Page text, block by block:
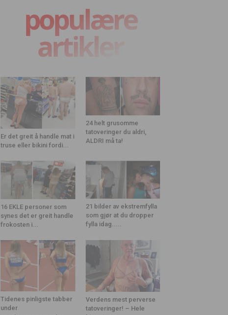
populære
artikler
Er det greit å handle mat i
truse eller bikini fordi...
24 helt grusomme
tatoveringer du aldri,
ALDRI må ta!
16 EKLE personer som
synes det er greit handle
frokosten i...
21 bilder av ekstremfylla
som gjør at du dropper
fylla idag.....
Tidenes pinligste tabber
under
Verdens mest perverse
tatoveringer! – Hele